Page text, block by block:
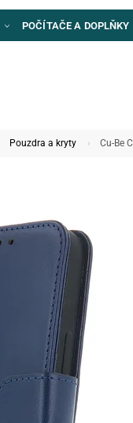
POČÍTAČE A DOPLŇKY
Pouzdra a kryty Cu-Be